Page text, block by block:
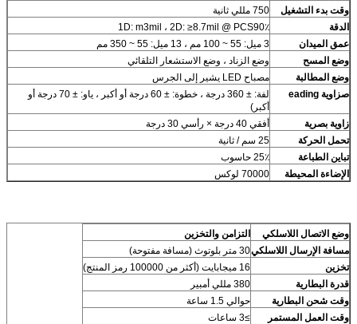
وقت بدء التشغيل
750 مللي ثانية
الدقة
1D: m3mil ، 2D: ≥8.7mil @ PCS90٪
عمق الميدان
3 ميل: 55 ~ 100 مم ، 13 ميل: 55 ~ 350 مم
وضع المسح
وضع الزناد ، وضع الاستشعار التلقائي
وضع المطالبة
مصباح LED يشير إلى الجرس
صزاوية eading
لفة: ± 360 درجة ، خطوة: ± 60 درجة أو أكبر ، ياو: ± 70 درجة أو
أكبر)
زاوية بصرية
أفقي 40 درجة × رأسي 30 درجة
تحمل الحركة
25 سم / ثانية
تباين الطباعة
25٪ حاسوب
الإضاءة المحيطة
70000 لوكس
وضع الاتصال اللاسلكي
التزامن والتخزين
مسافة الإرسال اللاسلكي30 متر بلوتوث (مسافة مفتوحة)
تخزين
16 ميجابايت (أكثر من 100000 رمز المنتج)
قدرة البطارية
380 مللي أمبير
وقت شحن البطارية
حوالي 1.5 ساعة
وقت العمل المستمر
≥3 ساعات